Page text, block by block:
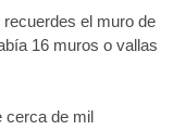
el muro de
16 muros o vallas
cerca de mil